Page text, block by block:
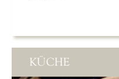
KÜCHE